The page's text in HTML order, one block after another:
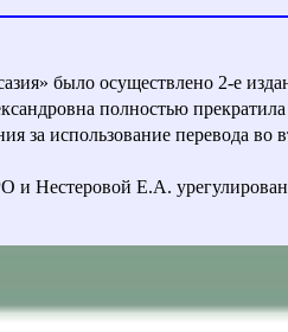
было осуществлено 2-е
полностью
использование перевода во
и Нестеровой Е.А.